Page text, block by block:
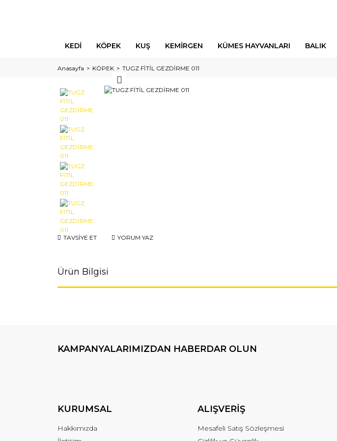
KEDİ KÖPEK KUŞ KEMİRGEN KÜMES HAYVANLARI BALIK
Anasayfa KÖPEK TUGZ FİTİL GEZDİRME 011
TAVSİYE ET YORUM YAZ
Ürün Bilgisi
KAMPANYALARIMIZDAN HABERDAR OLUN
KURUMSAL
Hakkımızda
ALIŞVERİŞ
Mesafeli Satış Sözleşmesi